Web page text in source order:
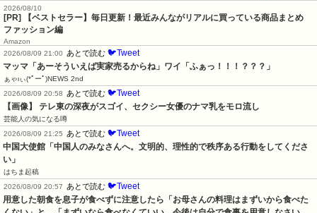
2026/08/10
[PR] 【ベストセラー】毎日更新！最近みんながリアルに買っている商品まとめ
ファッション編
Amazon
2026/08/09 21:00
あとで読む 🐦Tweet
マッマ「あーそういえば実家売るからね」ワイ「ふぁっ！！！？？？」
ぁゃιぃ(*ﾟーﾟ)NEWS 2nd
2026/08/09 20:58
あとで読む 🐦Tweet
【画像】 テレ東の深夜がスゴイ、セクシー女優のナマ乳をモロ流し
芸能人の気になる噂
2026/08/09 21:25
あとで読む 🐦Tweet
中国大使館「中国人のみなさんへ。文明的、理性的で秩序ある行動をしてくださ
い」
はちま起稿
2026/08/09 20:57
あとで読む 🐦Tweet
用意した朝食を息子が食べずに注意したら「お母さんの料理はまずいから食べた